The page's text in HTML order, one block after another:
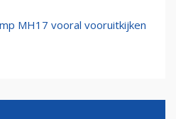
MH17 vooral vooruitkijken